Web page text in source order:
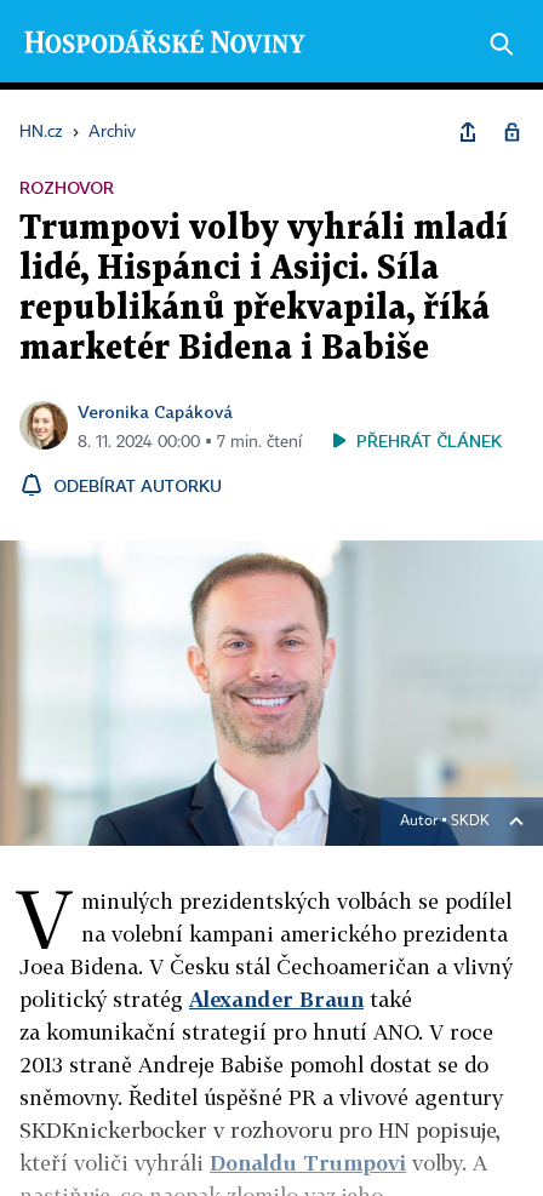
HN.cz › Archiv
ROZHOVOR
Trumpovi volby vyhráli mladí
lidé, Hispánci i Asijci. Síla
republikánů překvapila, říká
marketér Bidena i Babiše
Veronika Capáková
8. 11. 2024 00:00 ▪ 7 min. čtení PŘEHRÁT ČLÁNEK
ODEBÍRAT AUTORKU
Autor ▪SKDK
V minulých prezidentských volbách se podílel
na volební kampani amerického prezidenta
Joea Bidena. V Česku stál Čechoameričan a vlivný
politický stratég Alexander Braun také
za komunikační strategií pro hnutí ANO. V roce
2013 straně Andreje Babiše pomohl dostat se do
sněmovny. Ředitel úspěšné PR a vlivové agentury
SKDKnickerbocker v rozhovoru pro HN popisuje,
kteří voliči vyhráli Donaldu Trumpovi volby. A